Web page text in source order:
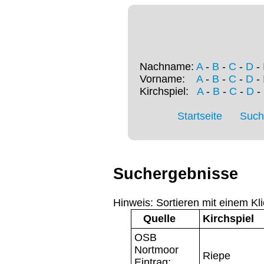
Nachname: A- B - C - D -
Vorname: A- B - C - D -
Kirchspiel: A- B - C - D-
Startseite
Suchergebnisse
Hinweis: Sortieren mit einem
Quelle
Kirchspiel
OSB
Nortmoor
Riepe